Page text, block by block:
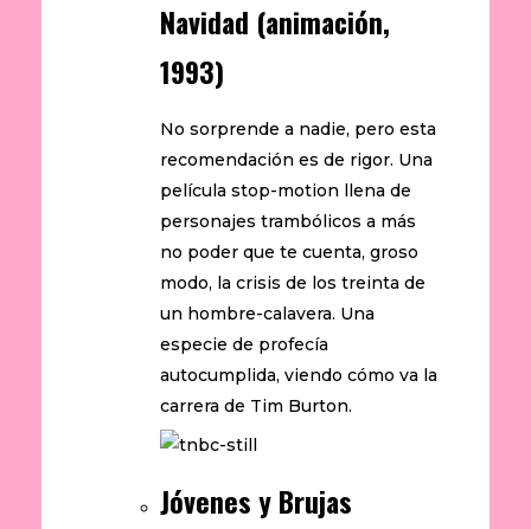
Navidad (animación,
1993)
No sorprende a nadie, pero esta
recomendación es de rigor. Una
película stop-motion llena de
personajes trambólicos a más
no poder que te cuenta, groso
modo, la crisis de los treinta de
un hombre-calavera. Una
especie de profecía
autocumplida, viendo cómo va la
carrera de Tim Burton.
Jóvenes y Brujas